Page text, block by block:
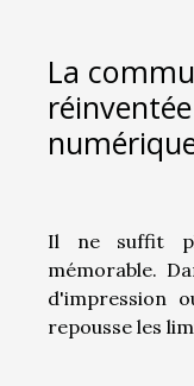
La
Il ne suffit
mémorable.
d'impression
repousse les